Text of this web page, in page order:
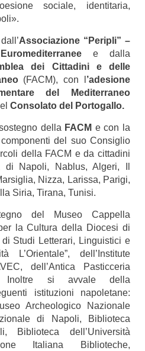
sociale, identitaria,
dall’Associazione “Peripli” –
e dalla
dei Cittadini e delle
(FACM), con l ’adesione
del Mediterraneo
Consolato del Portogallo.
della FACM e con la
del suo Consiglio
della FACM e da cittadini
Napoli, Nablus, Algeri, Il
Nizza, Larissa, Parigi,
Siria, Tirana, Tunisi.
del Museo Cappella
la Cultura della Diocesi di
Studi Letterari, Linguistici e
L’Orientale”, dell’Institute
dell’Antica Pasticceria
Inoltre si avvale della
istituzioni napoletane:
Archeologico Nazionale
di Napoli, Biblioteca
Biblioteca dell’Università
Italiana Biblioteche,